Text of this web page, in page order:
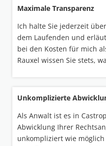
Maximale Transparenz
Ich halte Sie jederzeit
dem Laufenden und
bei den Kosten für mich
Rauxel wissen Sie stets,
Unkomplizierte
Als Anwalt ist es in
Abwicklung Ihrer
unkompliziert wie